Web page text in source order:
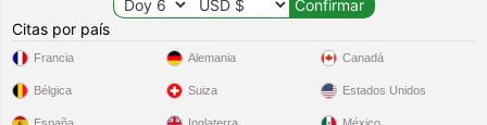
Citas por país
Francia
Bélgica
Alemania
Suiza
Canadá
Estados Unidos